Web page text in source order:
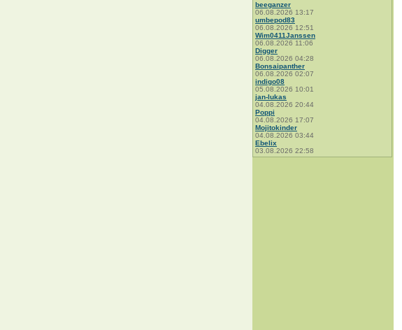
beeganzer
06.08.2026 13:17
umbepod83
06.08.2026 12:51
Wim0411Janssen
06.08.2026 11:06
Digger
06.08.2026 04:28
Bonsaipanther
06.08.2026 02:07
indigo08
05.08.2026 10:01
jan-lukas
04.08.2026 20:44
Poppi
04.08.2026 17:07
Mojitokinder
04.08.2026 03:44
Ebelix
03.08.2026 22:58